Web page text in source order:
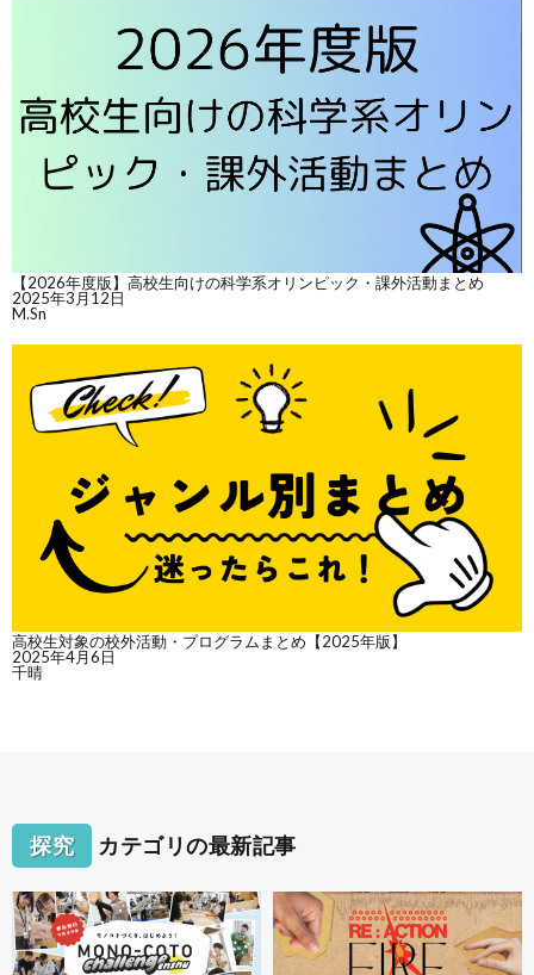
【2026年度版】高校生向けの科学系オリンピック・課外活動まとめ
2025年3月12日
M.Sn
高校生対象の校外活動・プログラムまとめ【2025年版】
2025年4月6日
千晴
探究 カテゴリの最新記事